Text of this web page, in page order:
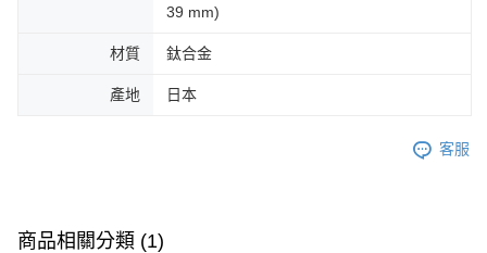
39 mm)
材質 鈦合金
產地 日本
客服
商品相關分類 (1)